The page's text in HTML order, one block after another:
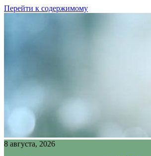
Перейти к содержимому
8 августа, 2026